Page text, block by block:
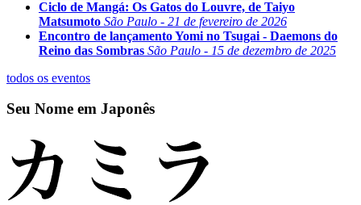
Ciclo de Mangá: Os Gatos do Louvre, de Taiyo
Matsumoto São Paulo - 21 de fevereiro de 2026
Encontro de lançamento Yomi no Tsugai - Daemons do
Reino das Sombras São Paulo - 15 de dezembro de 2025
todos os eventos
Seu Nome em Japonês